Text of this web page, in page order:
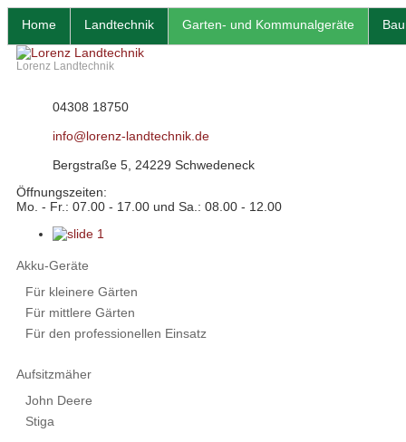
Home Landtechnik Garten- und Kommunalgeräte
Lorenz Landtechnik
04308 18750
info@lorenz-landtechnik.de
Bergstraße 5, 24229 Schwedeneck
Öffnungszeiten:
Mo. - Fr.: 07.00 - 17.00 und Sa.: 08.00 - 12.00
Akku-Geräte
Für kleinere Gärten
Für mittlere Gärten
Für den professionellen Einsatz
Aufsitzmäher
John Deere
Stiga